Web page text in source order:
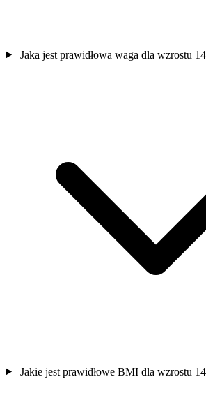
Jaka jest prawidłowa waga dla wzrostu
Jakie jest prawidłowe BMI dla wzrostu